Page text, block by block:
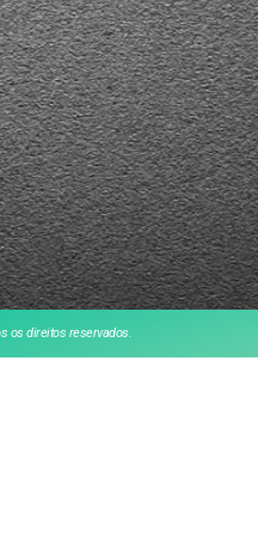
os direitos reservados.